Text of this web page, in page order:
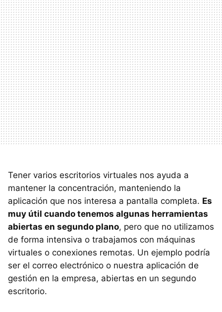
Tener varios escritorios virtuales nos ayuda a
mantener la concentración, manteniendo la
aplicación que nos interesa a pantalla completa. Es
muy útil cuando tenemos algunas herramientas
abiertas en segundo plano, pero que no utilizamos
de forma intensiva o trabajamos con máquinas
virtuales o conexiones remotas. Un ejemplo podría
ser el correo electrónico o nuestra aplicación de
gestión en la empresa, abiertas en un segundo
escritorio.